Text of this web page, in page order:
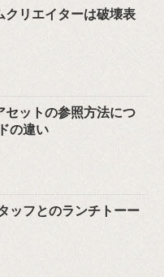
クリエイターは破壊表
セットの参照方法につ
の違い
ッフとのランチトーー